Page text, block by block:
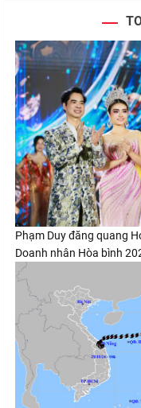
Phạm Duy đăng quang
Doanh nhân Hòa bình